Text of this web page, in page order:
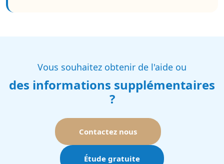
Vous souhaitez obtenir de l'aide ou
des informations supplémentaires
?
Contactez nous
Étude gratuite